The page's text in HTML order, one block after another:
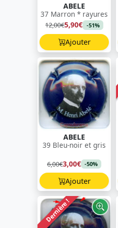
ABELE
37 Marron * rayures
12,00€5,90€ -51%
Ajouter
ABELE
39 Bleu-noir et gris
6,00€3,00€ -50%
Ajouter
Dernière !